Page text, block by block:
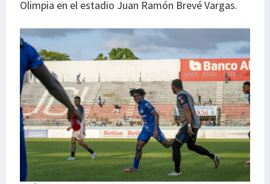
Olimpia en el estadio Juan Ramón Brevé Vargas.